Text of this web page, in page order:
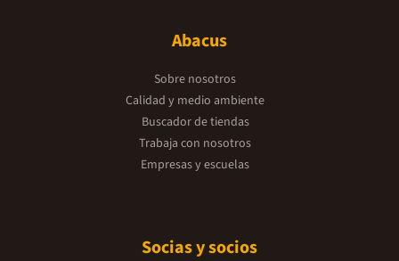
Abacus
Sobre nosotros
Calidad y medio ambiente
Buscador de tiendas
Trabaja con nosotros
Empresas y escuelas
Socias y socios